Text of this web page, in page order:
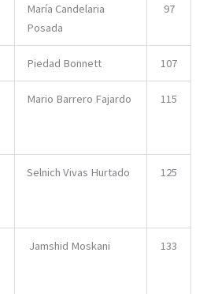
María Candelaria
Posada
97
Piedad Bonnett 107
Mario Barrero Fajardo 115
Selnich Vivas Hurtado 125
Jamshid Moskani 133